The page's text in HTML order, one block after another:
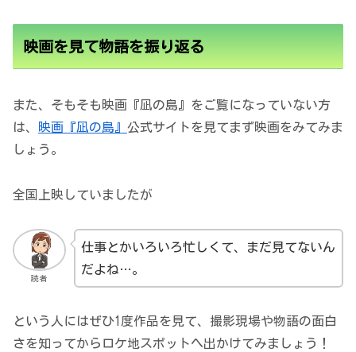
映画を見て物語を振り返る
また、そもそも映画『凪の島』をご覧になっていない方
は、
映画『凪の島』 公式サイトを見てまず映画をみてみま
しょう。
全国上映していましたが
読者
仕事とかいろいろ忙しくて、まだ見てないん
だよね…。
という人にはぜひ1度作品を見て、撮影現場や物語の面白
さを知ってからロケ地スポットへ出かけてみましょう！